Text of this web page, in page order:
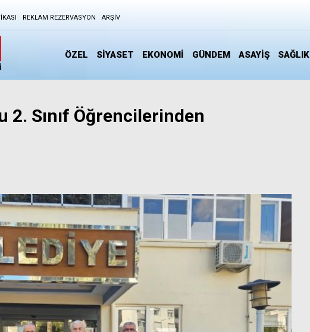
REKLAM REZERVASYON ARŞIV
ÖZEL SİYASET EKONOMİ GÜNDEM ASAYİŞ SAĞLIK
Sınıf Öğrencilerinden